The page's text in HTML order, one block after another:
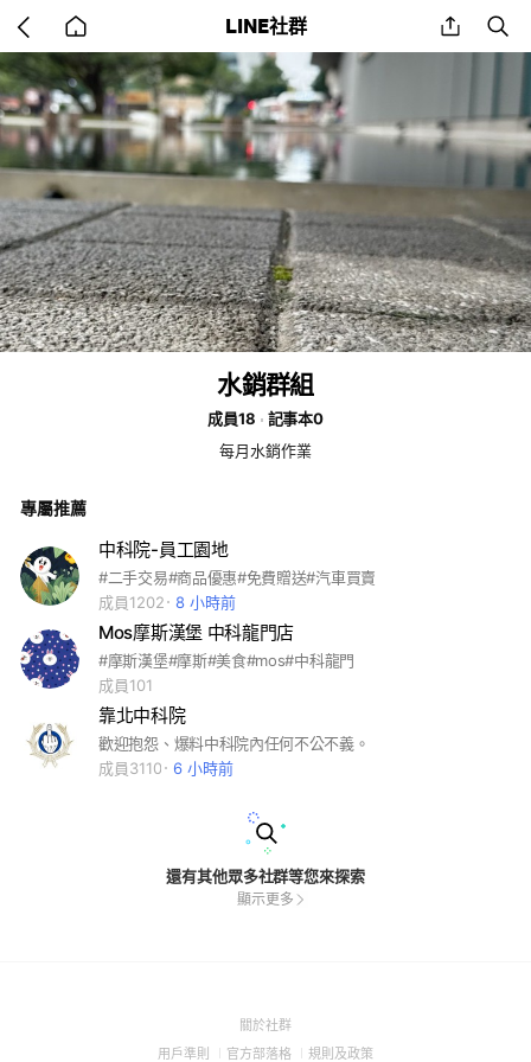
back
to
home
LINE社群 share
水銷群組
成員18
記事本0
每月水銷作業
專屬推薦
中科院-員工園地
#二手交易#商品優惠#免費贈送#汽車買賣
成員1202
8 小時前
Mos摩斯漢堡 中科龍門店
#摩斯漢堡#摩斯#美食#mos#中科龍門
成員101
靠北中科院
歡迎抱怨、爆料中科院內任何不公不義。
成員3110
6 小時前
還有其他眾多社群等您來探索
顯示更多
關於社群(Open
用戶準則 (Open
官方部落格 (Open
規則及政策(Open